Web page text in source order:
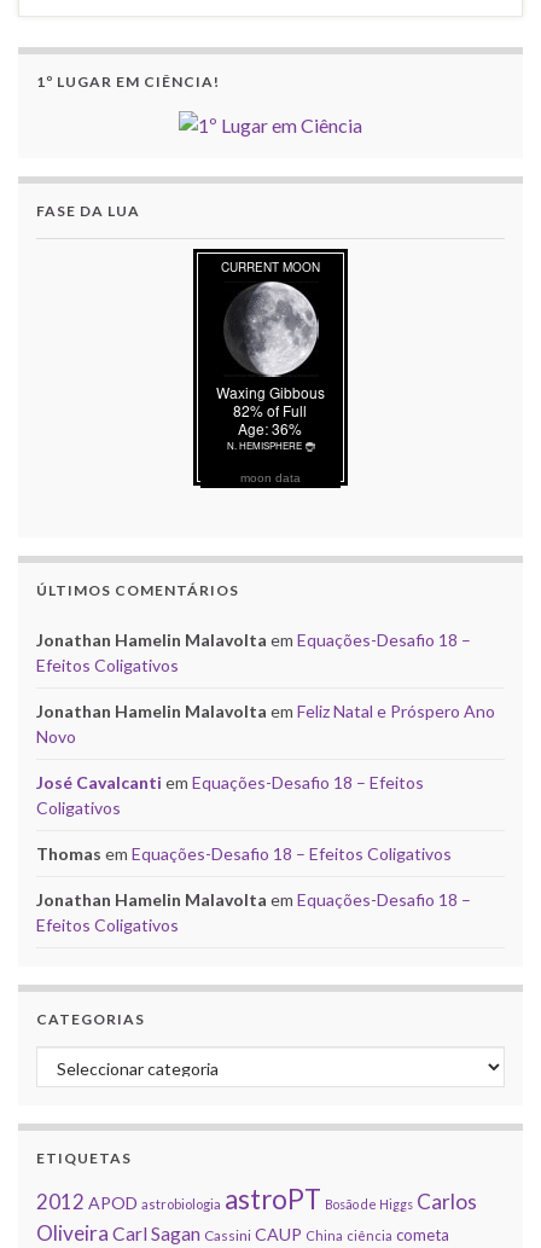
1º LUGAR EM CIÊNCIA!
FASE DA LUA
moon data
ÚLTIMOS COMENTÁRIOS
Jonathan Hamelin Malavolta em Equações-Desafio 18 –
Efeitos Coligativos
Jonathan Hamelin Malavolta em Feliz Natal e Próspero Ano
Novo
José Cavalcanti em Equações-Desafio 18 – Efeitos
Coligativos
Thomas em Equações-Desafio 18 – Efeitos Coligativos
Jonathan Hamelin Malavolta em Equações-Desafio 18 –
Efeitos Coligativos
CATEGORIAS
Categorias
ETIQUETAS
2012 APOD astrobiologia astroPT Bosão de Higgs Carlos
Oliveira Carl Sagan Cassini CAUP China ciência cometa